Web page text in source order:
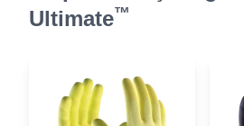
Ultimate™